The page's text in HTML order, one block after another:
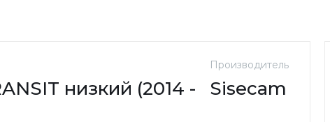
низкий (2014 -
Производитель
Sisecam